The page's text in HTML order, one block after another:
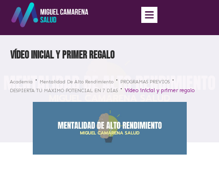
Vídeo inicial y primer regalo
Academia Mentalidad De Alto Rendimiento
PROGRAMAS PREVIOS
DESPIERTA TU MÁXIMO POTENCIAL EN 7 DÍAS
Vídeo inicial y primer regalo